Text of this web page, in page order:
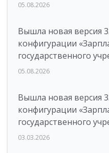
05.08.2026
Вышла новая версия
конфигурации
государственного
05.08.2026
Вышла новая версия
конфигурации
государственного
03.03.2026